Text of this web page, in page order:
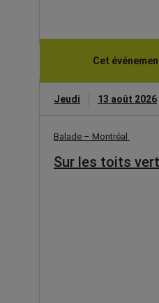
Cet
Jeudi 13 août 2026
Balade – Montréal
Sur les toits